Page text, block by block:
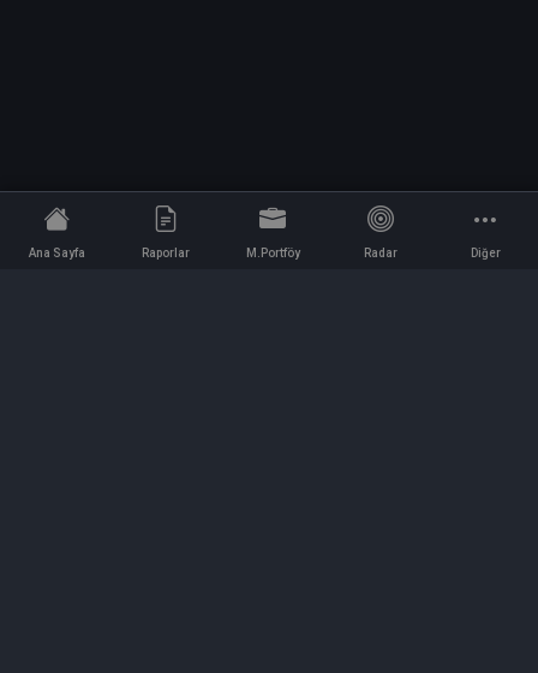
Ana Sayfa Raporlar M.Portföy Radar Diğer